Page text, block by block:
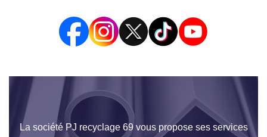
La société PJ recyclage 69 vous propose ses services